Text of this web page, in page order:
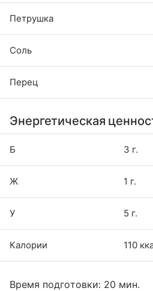
Петрушка
Соль
Перец
Энергетическая
Б 3 г.
Ж 1 г.
У 5 г.
Калории 110
Время подготовки: 20 мин.